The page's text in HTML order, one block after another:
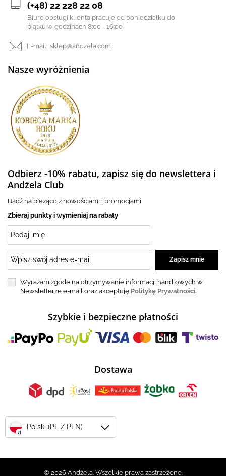
(+48) 22 228 22 08
Biuro obsługi klienta pracuje od poniedziałku do
piątku w godzinach 8:00 - 16:00
E-mail: sklep@andzela.com
Nasze wyróżnienia
Odbierz -10% rabatu, zapisz się do newslettera i
Andżela Club
Badź na bieżąco z nowościami i promocjami
Zbieraj punkty i wymieniaj na rabaty
Wyrażam zgode na otrzymywanie informacji handlowych w
Newsletterze e-mail oraz akceptuję Politykę Prywatności.
Szybkie i bezpieczne płatności
Dostawa
zł
Polski (PL / PLN)
© 2026 Andżela. Wszelkie prawa zastrzeżone.